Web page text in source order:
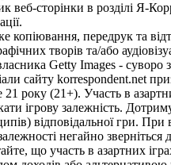
веб-сторінки в розділі Я-
копіювання, передрук та
творів та/або
Getty Images - суворо
сайту korrespondent.net
21 року (21+). Участь в
ігрову залежність.
відповідальної гри.
негайно зверніться
що участь в азартних